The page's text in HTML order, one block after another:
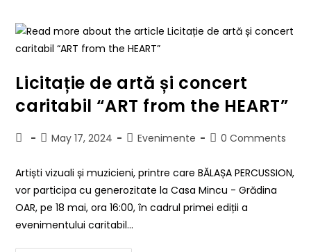
Licitație de artă și concert
caritabil “ART from the HEART”
May 17, 2024 Evenimente 0 Comments
Artiști vizuali și muzicieni, printre care BĂLAȘA PERCUSSION,
vor participa cu generozitate la Casa Mincu - Grădina
OAR, pe 18 mai, ora 16:00, în cadrul primei ediții a
evenimentului caritabil…